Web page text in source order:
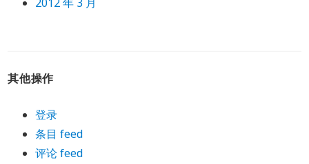
其他操作
登录
条目 feed
评论 feed